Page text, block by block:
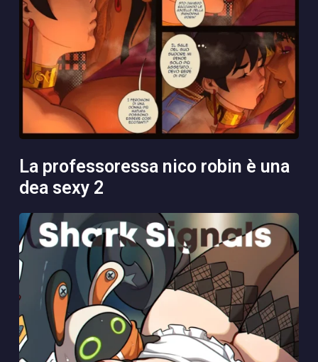
la professoressa nico robin è una
dea sexy 2